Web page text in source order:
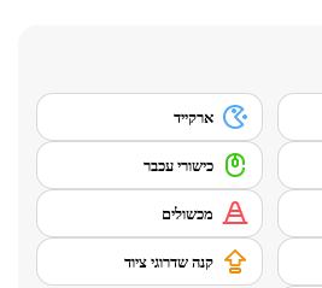
ארקייד
כישורי עכבר
מכשולים
קנה שדרוגי ציוד